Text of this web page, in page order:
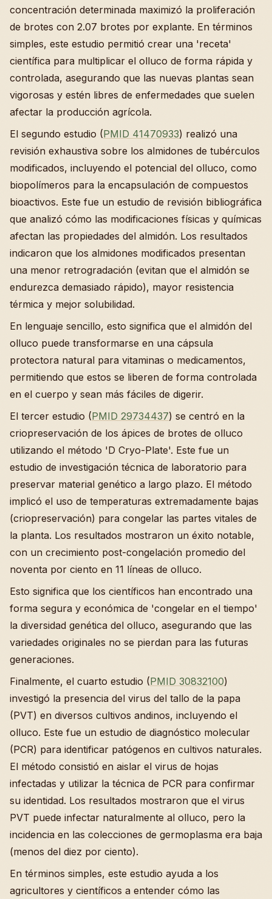
concentración determinada maximizó la proliferación
de brotes con 2.07 brotes por explante. En términos
simples, este estudio permitió crear una 'receta'
científica para multiplicar el olluco de forma rápida y
controlada, asegurando que las nuevas plantas sean
vigorosas y estén libres de enfermedades que suelen
afectar la producción agrícola.
El segundo estudio (PMID 41470933) realizó una
revisión exhaustiva sobre los almidones de tubérculos
modificados, incluyendo el potencial del olluco, como
biopolímeros para la encapsulación de compuestos
bioactivos. Este fue un estudio de revisión bibliográfica
que analizó cómo las modificaciones físicas y químicas
afectan las propiedades del almidón. Los resultados
indicaron que los almidones modificados presentan
una menor retrogradación (evitan que el almidón se
endurezca demasiado rápido), mayor resistencia
térmica y mejor solubilidad.
En lenguaje sencillo, esto significa que el almidón del
olluco puede transformarse en una cápsula
protectora natural para vitaminas o medicamentos,
permitiendo que estos se liberen de forma controlada
en el cuerpo y sean más fáciles de digerir.
El tercer estudio (PMID 29734437) se centró en la
criopreservación de los ápices de brotes de olluco
utilizando el método 'D Cryo-Plate'. Este fue un
estudio de investigación técnica de laboratorio para
preservar material genético a largo plazo. El método
implicó el uso de temperaturas extremadamente bajas
(criopreservación) para congelar las partes vitales de
la planta. Los resultados mostraron un éxito notable,
con un crecimiento post-congelación promedio del
noventa por ciento en 11 líneas de olluco.
Esto significa que los científicos han encontrado una
forma segura y económica de 'congelar en el tiempo'
la diversidad genética del olluco, asegurando que las
variedades originales no se pierdan para las futuras
generaciones.
Finalmente, el cuarto estudio (PMID 30832100)
investigó la presencia del virus del tallo de la papa
(PVT) en diversos cultivos andinos, incluyendo el
olluco. Este fue un estudio de diagnóstico molecular
(PCR) para identificar patógenos en cultivos naturales.
El método consistió en aislar el virus de hojas
infectadas y utilizar la técnica de PCR para confirmar
su identidad. Los resultados mostraron que el virus
PVT puede infectar naturalmente al olluco, pero la
incidencia en las colecciones de germoplasma era baja
(menos del diez por ciento).
En términos simples, este estudio ayuda a los
agricultores y científicos a entender cómo las